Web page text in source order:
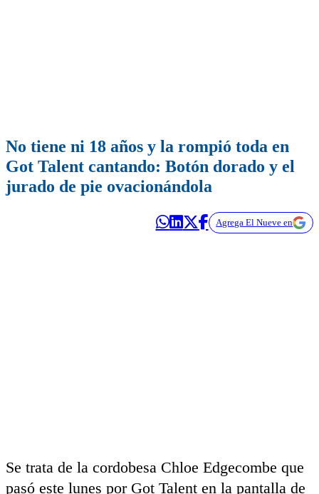
No tiene ni 18 años y la rompió toda en
Got Talent cantando: Botón dorado y el
jurado de pie ovacionándola
Agrega El Nueve en
Se trata de la cordobesa Chloe Edgecombe que
pasó este lunes por Got Talent en la pantalla de